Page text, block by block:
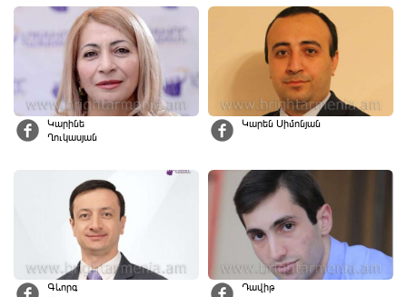
Կարինե
Ղուկասյան
Կարեն Սիմոնյան
Գևորգ
Դավիթ